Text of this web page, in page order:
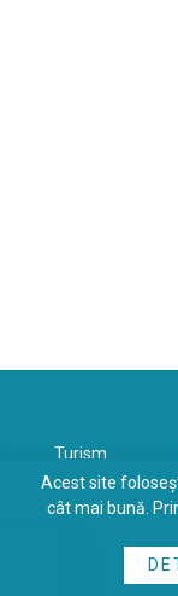
Turism
Copyrights © 2026
Acest site
cât mai bună.